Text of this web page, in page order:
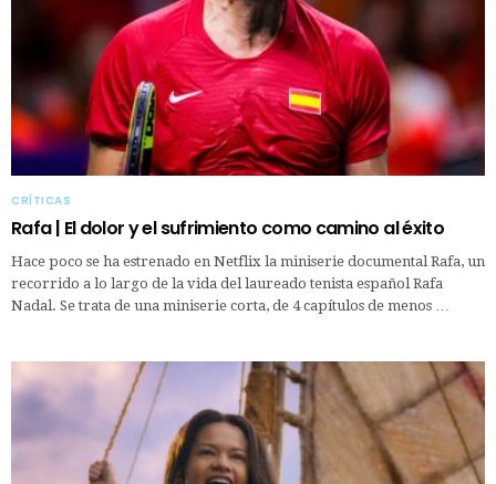
CRÍTICAS
Rafa | El dolor y el sufrimiento como camino al éxito
Hace poco se ha estrenado en Netflix la miniserie documental Rafa, un
recorrido a lo largo de la vida del laureado tenista español Rafa
Nadal. Se trata de una miniserie corta, de 4 capítulos de menos …